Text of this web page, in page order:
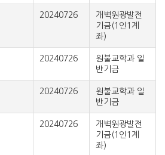
20240726
개벽원광발전
기금(1인1계
좌)
20240726
원불교학과 일
반기금
20240726
원불교학과 일
반기금
20240726
개벽원광발전
기금(1인1계
좌)